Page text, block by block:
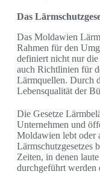
Das
Das Moldawien
Rahmen für den
definiert nicht nur die
auch Richtlinien für
Lärmquellen. Durch
Lebensqualität der
Die Gesetze
Unternehmen und
Moldawien lebt oder
Lärmschutzgesetzes
Zeiten, in denen
durchgeführt werden